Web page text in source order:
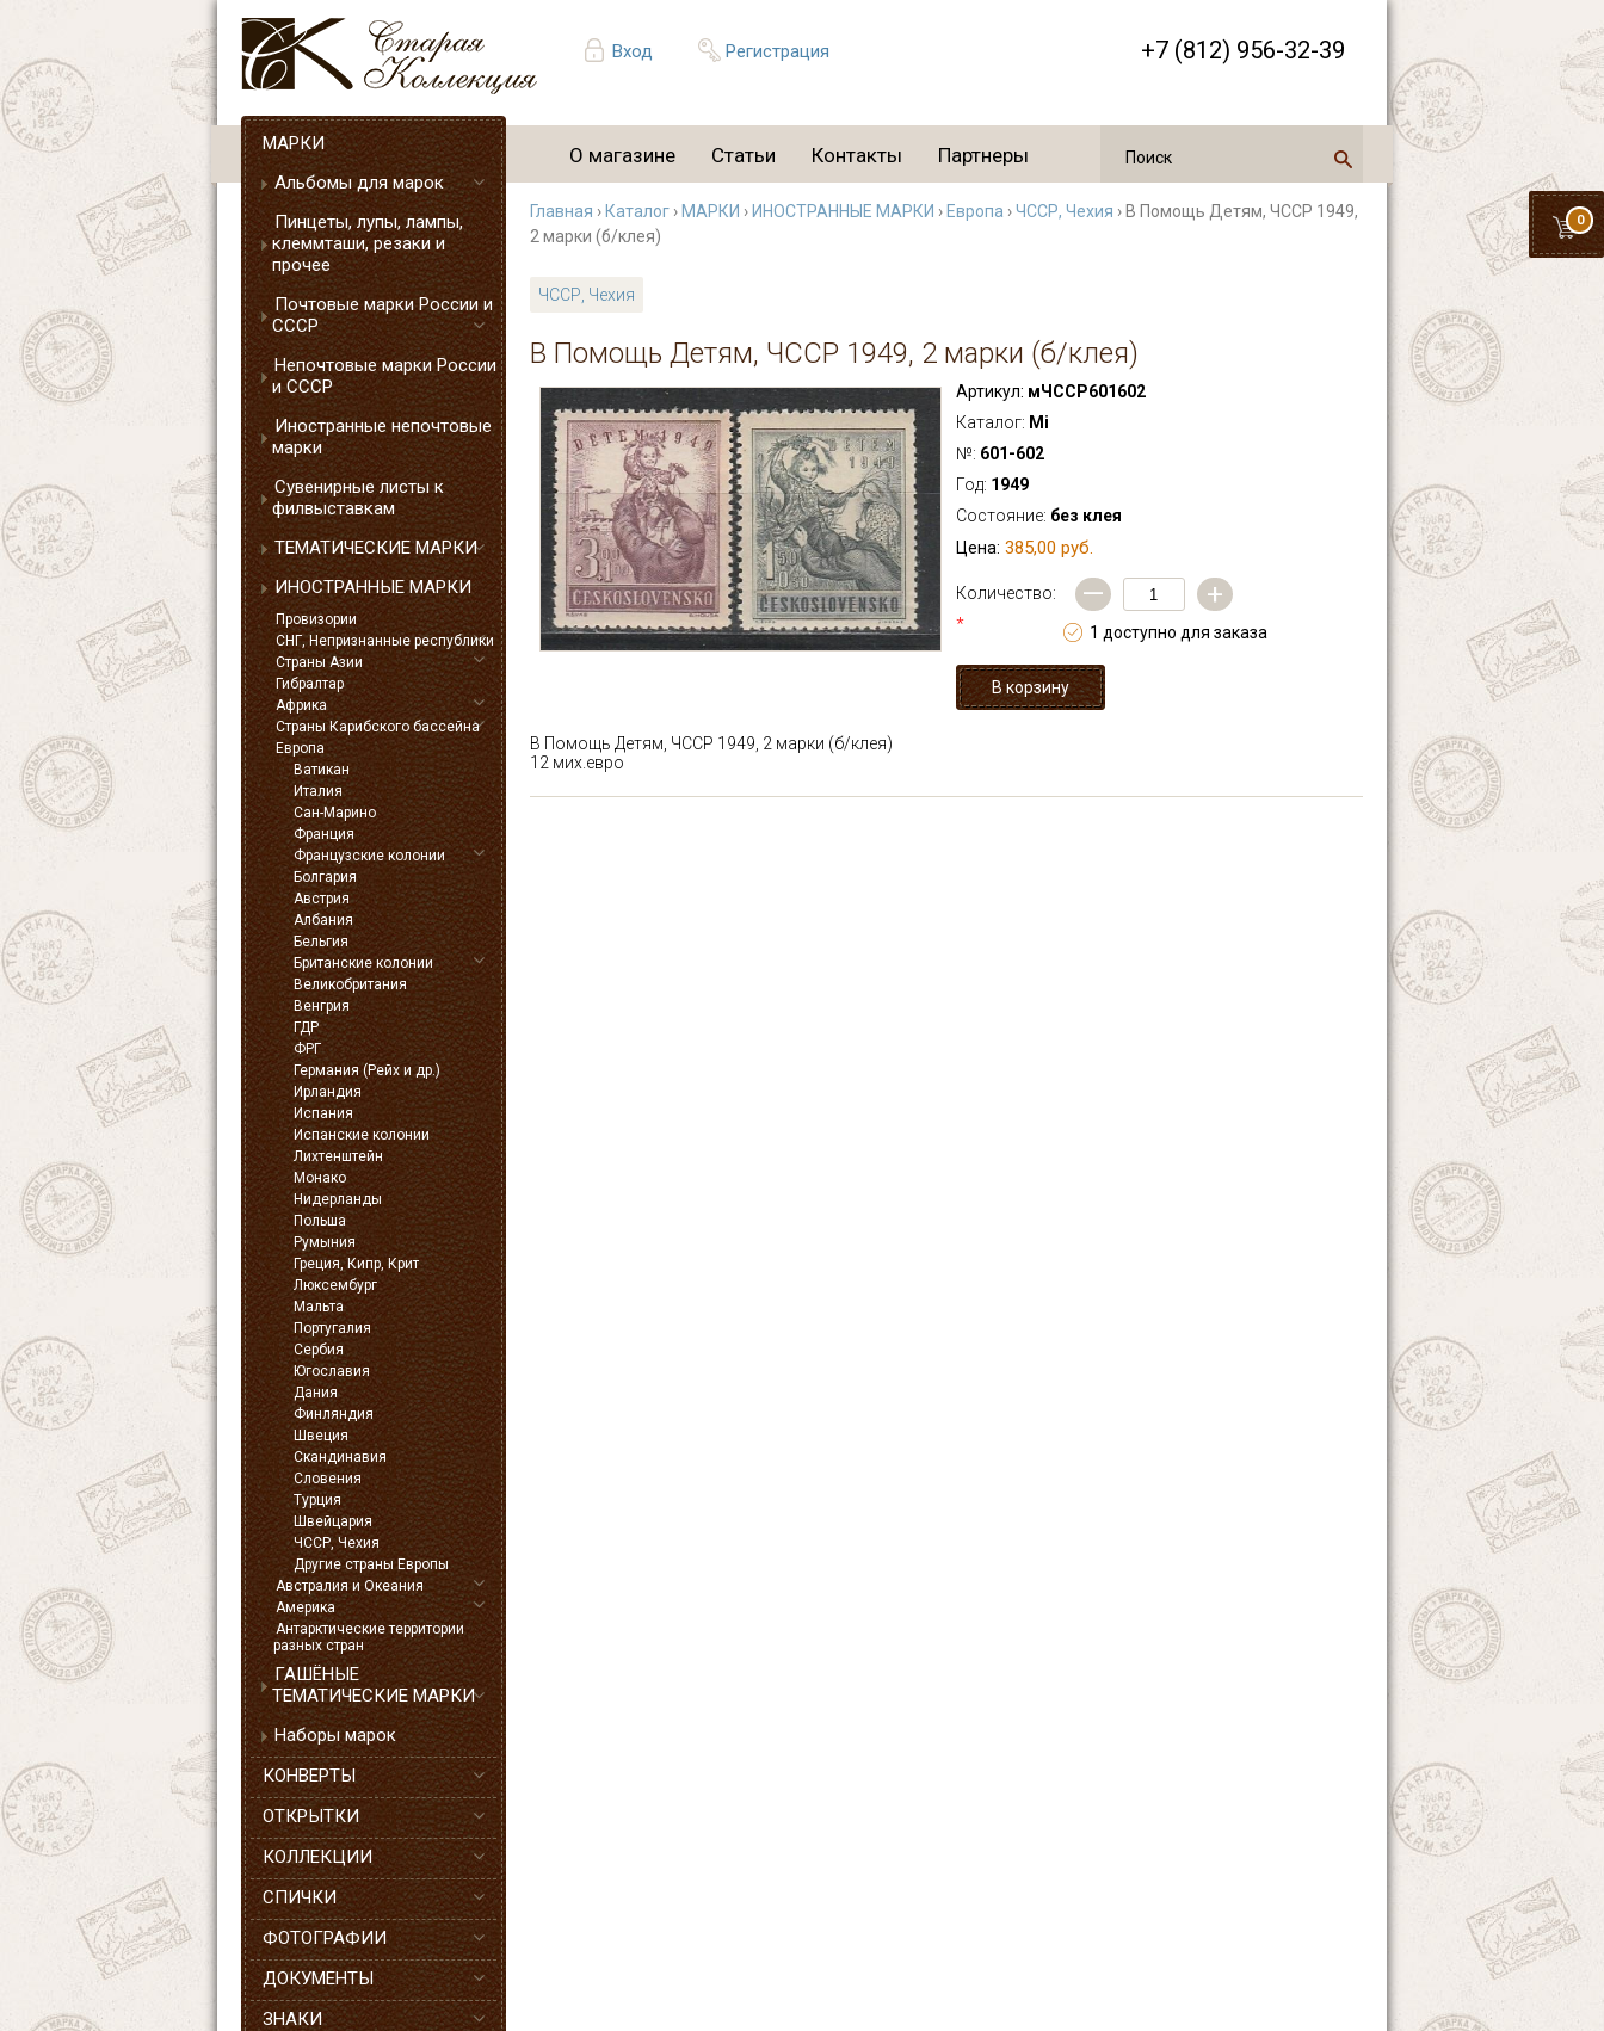
Вход Регистрация +7 (812) 956-32-39
0
О магазине Статьи Контакты Партнеры
МАРКИ
Альбомы для марок
Пинцеты, лупы, лампы,
клеммташи, резаки и
прочее
Почтовые марки России и
СССР
Непочтовые марки России
и СССР
Иностранные непочтовые
марки
Сувенирные листы к
филвыставкам
ТЕМАТИЧЕСКИЕ МАРКИ
ИНОСТРАННЫЕ МАРКИ
Провизории
СНГ, Непризнанные республики
Страны Азии
Гибралтар
Африка
Страны Карибского бассейна
Европа
Ватикан
Италия
Сан-Марино
Франция
Французские колонии
Болгария
Австрия
Албания
Бельгия
Британские колонии
Великобритания
Венгрия
ГДР
ФРГ
Германия (Рейх и др.)
Ирландия
Испания
Испанские колонии
Лихтенштейн
Монако
Нидерланды
Польша
Румыния
Греция, Кипр, Крит
Люксембург
Мальта
Португалия
Сербия
Югославия
Дания
Финляндия
Швеция
Скандинавия
Словения
Турция
Швейцария
ЧССР, Чехия
Другие страны Европы
Австралия и Океания
Америка
Антарктические территории
разных стран
ГАШЁНЫЕ
ТЕМАТИЧЕСКИЕ МАРКИ
Наборы марок
КОНВЕРТЫ
ОТКРЫТКИ
КОЛЛЕКЦИИ
СПИЧКИ
ФОТОГРАФИИ
ДОКУМЕНТЫ
ЗНАКИ
Главная › Каталог › МАРКИ › ИНОСТРАННЫЕ МАРКИ › Европа ›ЧССР, Чехия › В Помощь Детям, ЧССР 1949,
2 марки (б/клея)
ЧССР, Чехия
В Помощь Детям, ЧССР 1949, 2 марки (б/клея)
Артикул: мЧССР601602
Каталог: Mi
№: 601-602
Год: 1949
Состояние: без клея
Цена: 385,00 руб.
Количество:
*
— +
1 доступно для заказа
В Помощь Детям, ЧССР 1949, 2 марки (б/клея)
12 мих.евро